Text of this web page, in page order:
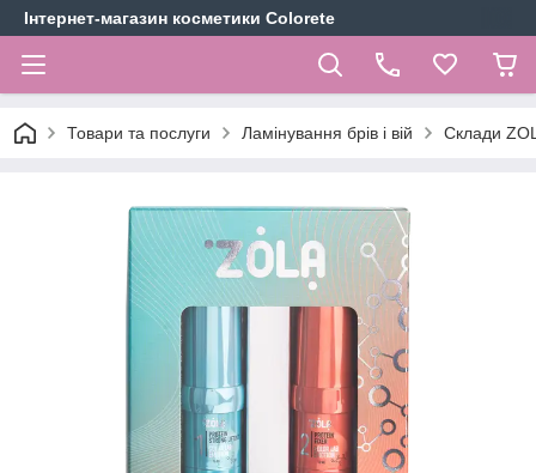
Інтернет-магазин косметики Colorete
Товари та послуги Ламінування брів і вій Склади